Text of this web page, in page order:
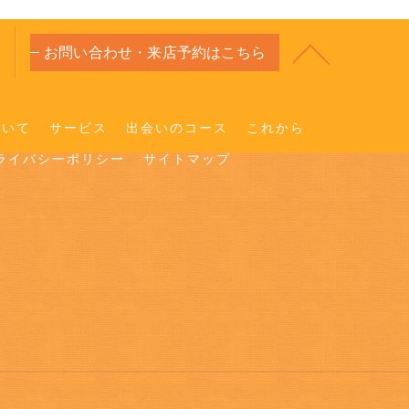
お問い合わせ・来店予約はこちら
て サービス 出会いのコース これから
イバシーポリシー サイトマップ